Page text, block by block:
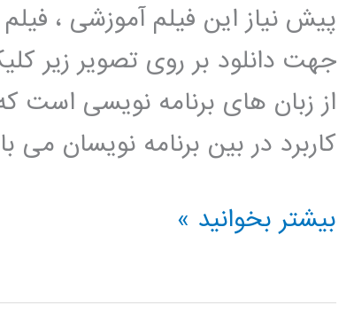
پیش نیاز این فیلم آموزشی ،
جهت دانلود بر روی تصویر زیر
از زبان های برنامه نویسی
کاربرد در بین برنامه نویسان
الگوریتم
(genetic
بیشتر بخوانید »